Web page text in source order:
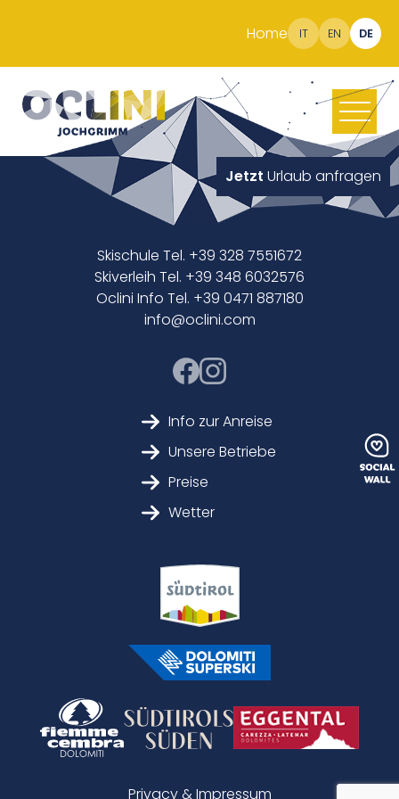
Home IT EN DE
Jetzt Urlaub anfragen
Skischule Tel. +39 328 7551672
Skiverleih Tel. +39 348 6032576
Oclini Info Tel. +39 0471 887180
info@oclini.com
Info zur Anreise
Unsere Betriebe
Preise
Wetter
Privacy & Impressum